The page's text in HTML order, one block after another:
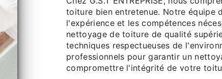
toiture bien entretenue. Notre équipe
l'expérience et les compétences
nettoyage de toiture de qualité
techniques respectueuses de
professionnels pour garantir un
compromettre l'intégrité de votre